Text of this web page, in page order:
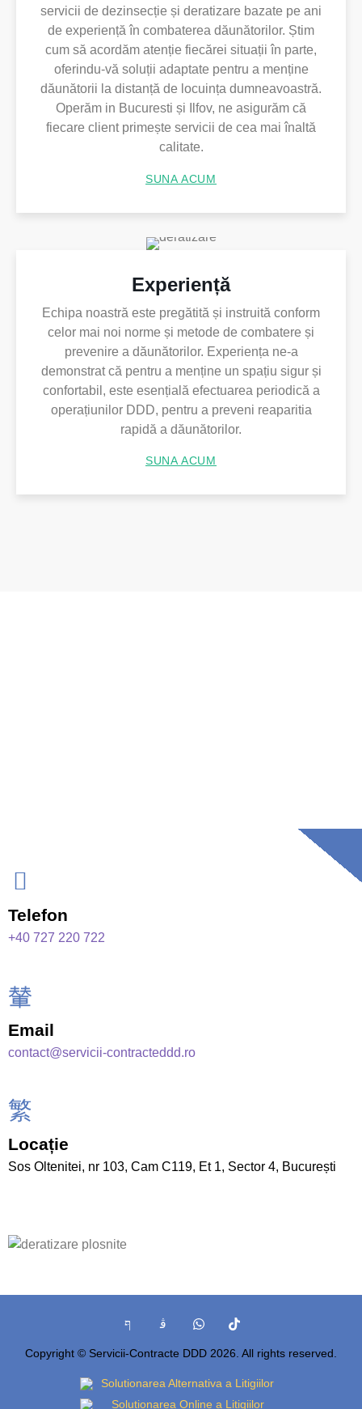
servicii de dezinsecție și deratizare bazate pe ani
de experiență în combaterea dăunătorilor. Știm
cum să acordăm atenție fiecărei situații în parte,
oferindu-vă soluții adaptate pentru a menține
dăunătorii la distanță de locuința dumneavoastră.
Operăm in Bucuresti și Ilfov, ne asigurăm că
fiecare client primește servicii de cea mai înaltă
calitate.
SUNA ACUM
Experiență
Echipa noastră este pregătită și instruită conform
celor mai noi norme și metode de combatere și
prevenire a dăunătorilor. Experiența ne-a
demonstrat că pentru a menține un spațiu sigur și
confortabil, este esențială efectuarea periodică a
operațiunilor DDD, pentru a preveni reaparitia
rapidă a dăunătorilor.
SUNA ACUM
Telefon
+40 727 220 722
Email
contact@servicii-contracteddd.ro
Locație
Sos Oltenitei, nr 103, Cam C119, Et 1, Sector 4, București
Copyright © Servicii-Contracte DDD 2026. All rights reserved.